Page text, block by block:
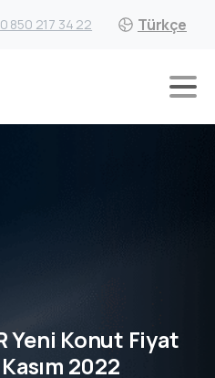
850 217 34 22 Türkçe
Yeni Konut Fiyat
2022